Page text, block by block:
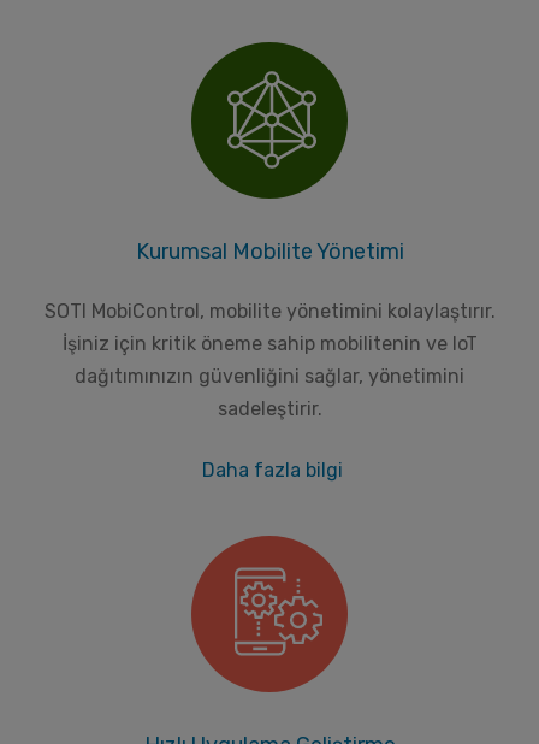
Kurumsal Mobilite Yönetimi
SOTI MobiControl, mobilite yönetimini kolaylaştırır.
İşiniz için kritik öneme sahip mobilitenin ve IoT
dağıtımınızın güvenliğini sağlar, yönetimini
sadeleştirir.
Daha fazla bilgi